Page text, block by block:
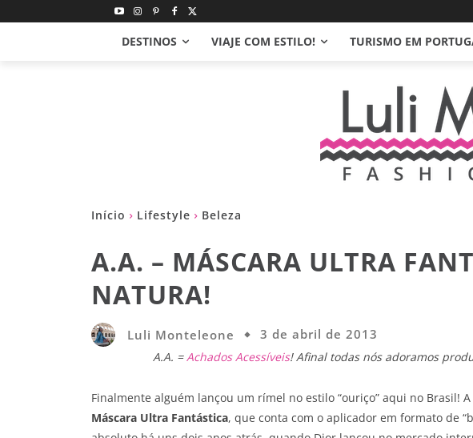
DESTINOS VIAJE COM ESTILO! TURISMO EM
Início Lifestyle Beleza
A.A. – MÁSCARA ULTRA
NATURA!
Luli Monteleone 3 de abril de 2013
A.A. =Achados Acessíveis! Afinal todas nós adoramos
Finalmente alguém lançou um rímel no estilo “ouriço” aqui no Brasil!
Máscara Ultra Fantástica, que conta com o aplicador em formato de